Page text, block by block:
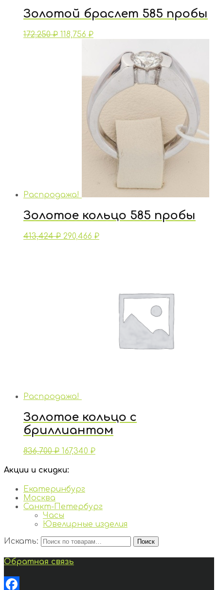
Золотой браслет 585 пробы
172,250₽ 118,756 ₽
Распродажа!
Золотое кольцо 585 пробы
413,424₽ 290,466 ₽
Распродажа!
Золотое кольцо с
бриллиантом
836,700₽ 167,340 ₽
Акции и скидки:
Екатеринбург
Москва
Санкт-Петербург
Часы
Ювелирные изделия
Искать:
Поиск
Обратная связь